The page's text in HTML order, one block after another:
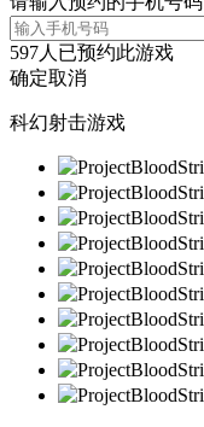
597人已预约此游戏
确定取消
科幻射击游戏